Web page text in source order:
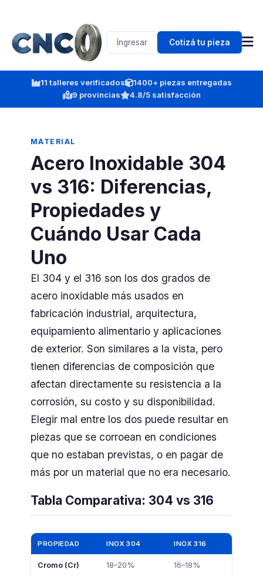
Ingresar Cotizá tu pieza
11 talleres verificados
1400+ piezas entregadas
9 provincias
4.8/5 satisfacción
MATERIAL
Acero Inoxidable 304
vs 316: Diferencias,
Propiedades y
Cuándo Usar Cada
Uno
El 304 y el 316 son los dos grados de
acero inoxidable más usados en
fabricación industrial, arquitectura,
equipamiento alimentario y aplicaciones
de exterior. Son similares a la vista, pero
tienen diferencias de composición que
afectan directamente su resistencia a la
corrosión, su costo y su disponibilidad.
Elegir mal entre los dos puede resultar en
piezas que se corroean en condiciones
que no estaban previstas, o en pagar de
más por un material que no era necesario.
Tabla Comparativa: 304 vs 316
PROPIEDAD INOX 304 INOX 316
Cromo (Cr) 18–20% 16–18%